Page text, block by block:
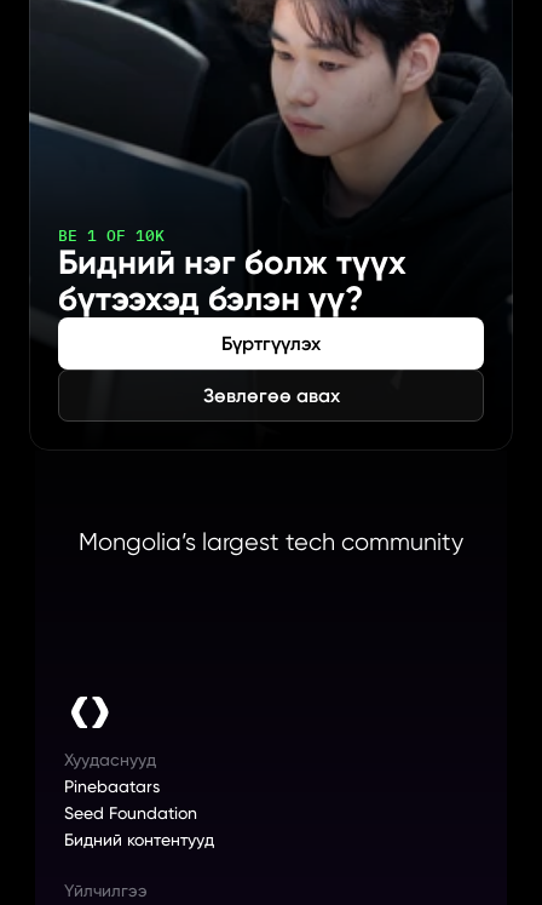
BE 1 OF 10K
Бидний нэг болж түүх
бүтээхэд бэлэн үү?
Бүртгүүлэх
Зөвлөгөө авах
Mongolia’s largest tech community
Хуудаснууд
Pinebaatars
Seed Foundation
Бидний контентууд
Үйлчилгээ